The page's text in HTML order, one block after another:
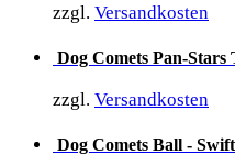
zzgl. Versandkosten
Dog Comets Pan-
zzgl. Versandkosten
Dog Comets Ball -